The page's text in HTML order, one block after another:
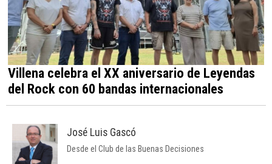
Villena celebra el XX aniversario de Leyendas
del Rock con 60 bandas internacionales
José Luis Gascó
Desde el Club de las Buenas Decisiones